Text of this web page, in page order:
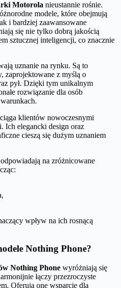
Motorola nieustannie rośnie.
modele, które obejmują
i bardziej zaawansowane
się nie tylko dobrą jakością
sztucznej inteligencji, co znacznie
uznanie na rynku. Są to
zaprojektowane z myślą o
pył. Dzięki tym unikalnym
rozwiązanie dla osób
klientów nowoczesnymi
Ich elegancki design oraz
cieszą się dużym uznaniem
na zróżnicowane
wpływ na ich rosnącą
Nothing Phone?
Nothing Phone wyróżniają się
łączy przezroczyste
Oferują one wsparcie dla